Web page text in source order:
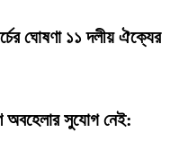
ঘোষণা ১১ দলীয় ঐক্যের
অবহেলার সুযোগ নেই: